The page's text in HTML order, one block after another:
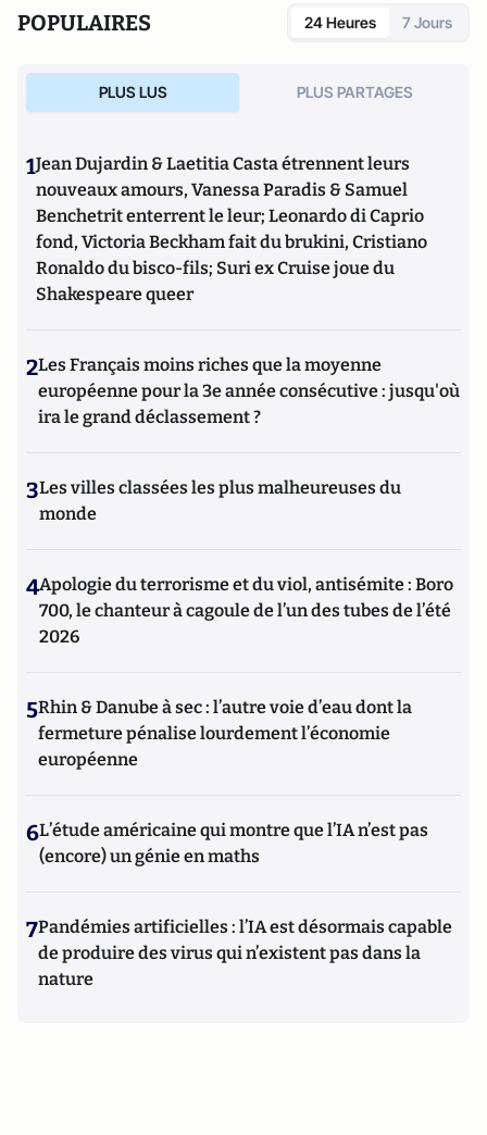
POPULAIRES 24 Heures 7 Jours
PLUS LUS PLUS PARTAGES
1Jean Dujardin & Laetitia Casta étrennent leurs
nouveaux amours, Vanessa Paradis & Samuel
Benchetrit enterrent le leur; Leonardo di Caprio
fond, Victoria Beckham fait du brukini, Cristiano
Ronaldo du bisco-fils; Suri ex Cruise joue du
Shakespeare queer
2Les Français moins riches que la moyenne
européenne pour la 3e année consécutive : jusqu'où
ira le grand déclassement ?
3Les villes classées les plus malheureuses du
monde
4Apologie du terrorisme et du viol, antisémite : Boro
700, le chanteur à cagoule de l’un des tubes de l’été
2026
5Rhin & Danube à sec : l’autre voie d’eau dont la
fermeture pénalise lourdement l’économie
européenne
6L’étude américaine qui montre que l’IA n’est pas
(encore) un génie en maths
7Pandémies artificielles : l’IA est désormais capable
de produire des virus qui n’existent pas dans la
nature